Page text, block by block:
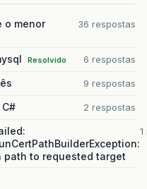
o menor 36 respostas
Resolvido 6 respostas
9 respostas
2 respostas
to requested target